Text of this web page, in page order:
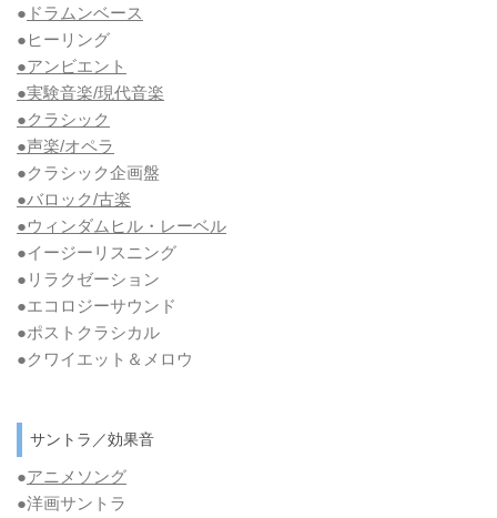
● ドラムンベース
●ヒーリング
●アンビエント
●実験音楽/現代音楽
●クラシック
●声楽/オペラ
●クラシック企画盤
●バロック/古楽
●ウィンダムヒル・レーベル
●イージーリスニング
●リラクゼーション
●エコロジーサウンド
●ポストクラシカル
●クワイエット＆メロウ
サントラ／効果音
●アニメソング
●洋画サントラ